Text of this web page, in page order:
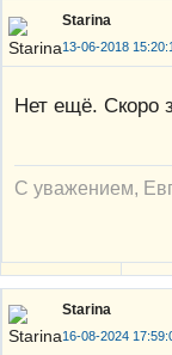
Starina
13-06-2018
Нет ещё. Скоро
С уважением,
Starina
16-08-2024